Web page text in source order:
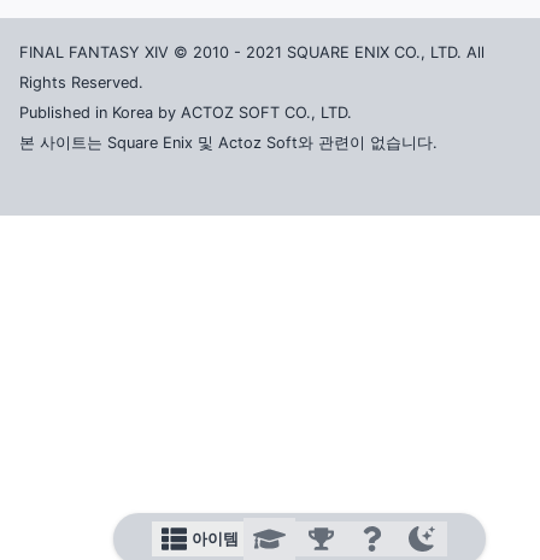
FINAL FANTASY XIV © 2010 - 2021 SQUARE ENIX CO., LTD. All
Rights Reserved.
Published in Korea by ACTOZ SOFT CO., LTD.
본 사이트는 Square Enix 및 Actoz Soft와 관련이 없습니다.
아이템